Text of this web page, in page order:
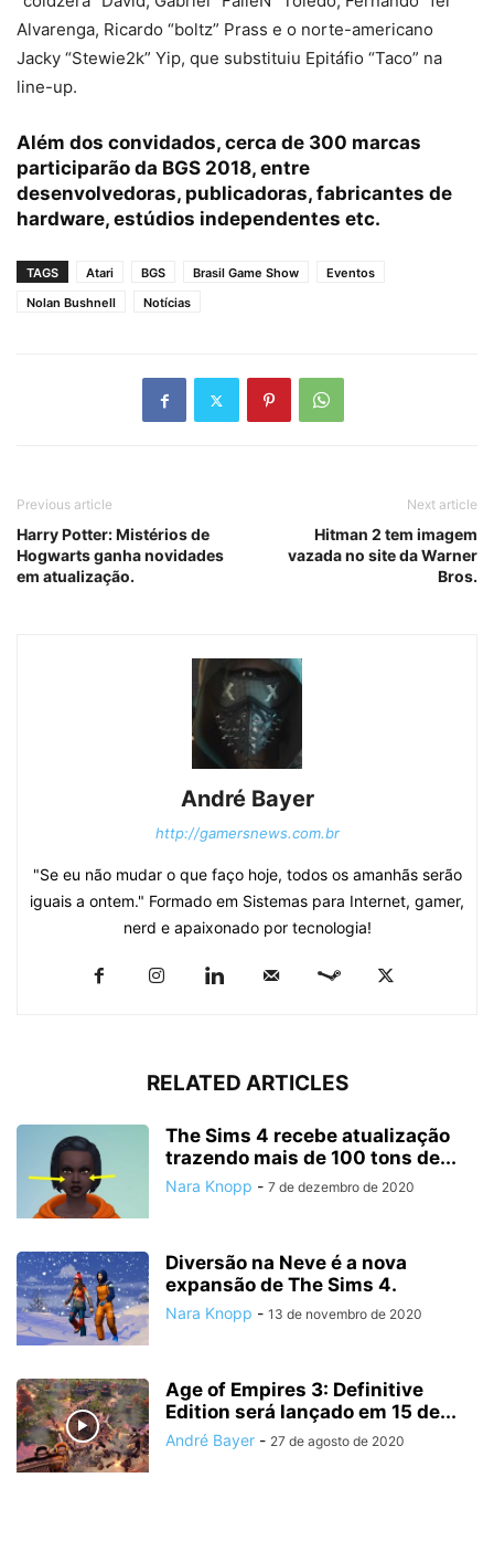
Alvarenga, Ricardo “boltz” Prass e o norte-americano
Jacky “Stewie2k” Yip, que substituiu Epitáfio “Taco” na
line-up.
Além dos convidados, cerca de 300 marcas
participarão da BGS 2018, entre
desenvolvedoras, publicadoras, fabricantes de
hardware, estúdios independentes etc.
TAGS Atari BGS Brasil Game Show
Eventos
Nolan Bushnell
Notícias
Previous article
Harry Potter: Mistérios de
Hogwarts ganha novidades
em atualização.
Next article
Hitman 2 tem imagem
vazada no site da Warner
Bros.
André Bayer
http://gamersnews.com.br
"Se eu não mudar o que faço hoje, todos os amanhãs serão
iguais a ontem." Formado em Sistemas para Internet, gamer,
nerd e apaixonado por tecnologia!
RELATED ARTICLES
The Sims 4 recebe atualização
trazendo mais de 100 tons de...
Nara Knopp - 7 de dezembro de 2020
Diversão na Neve é a nova
expansão de The Sims 4.
Nara Knopp - 13 de novembro de 2020
Age of Empires 3: Definitive
Edition será lançado em 15 de...
André Bayer - 27 de agosto de 2020